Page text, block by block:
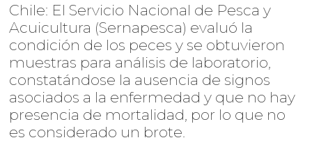
Chile: El Servicio Nacional de Pesca y
Acuicultura (Sernapesca) evaluó la
condición de los peces y se obtuvieron
muestras para análisis de laboratorio,
constatándose la ausencia de signos
asociados a la enfermedad y que no hay
presencia de mortalidad, por lo que no
es considerado un brote.